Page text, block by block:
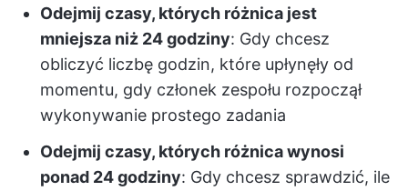
Odejmij czasy, których różnica jest
mniejsza niż 24 godziny: Gdy chcesz
obliczyć liczbę godzin, które upłynęły od
momentu, gdy członek zespołu rozpoczął
wykonywanie prostego zadania
Odejmij czasy, których różnica wynosi
ponad 24 godziny: Gdy chcesz sprawdzić, ile